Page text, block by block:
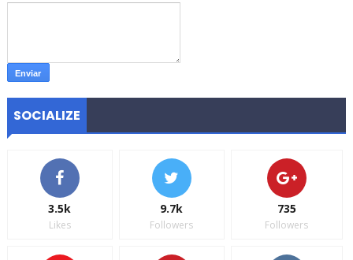
SOCIALIZE
3.5k
Likes
9.7k
Followers
735
Followers